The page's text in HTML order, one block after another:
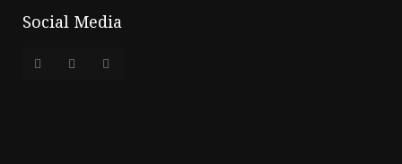
Social Media